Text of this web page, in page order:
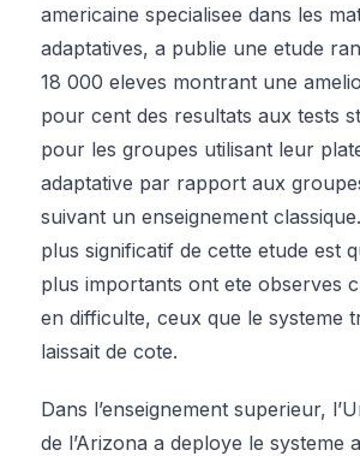
americaine specialisee dans les
adaptatives, a publie une etude
18 000 eleves montrant une
pour cent des resultats aux tests
pour les groupes utilisant leur
adaptative par rapport aux
suivant un enseignement
plus significatif de cette etude est
plus importants ont ete observes
en difficulte, ceux que le systeme
laissait de cote.
Dans l’enseignement superieur,
de l’Arizona a deploye le systeme